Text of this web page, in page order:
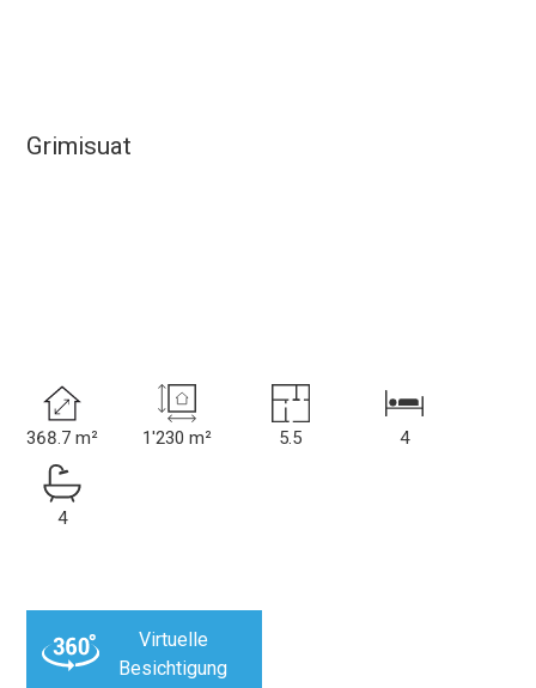
Grimisuat
368.7 m² 1'230 m² 5.5 4
4
Virtuelle
Besichtigung